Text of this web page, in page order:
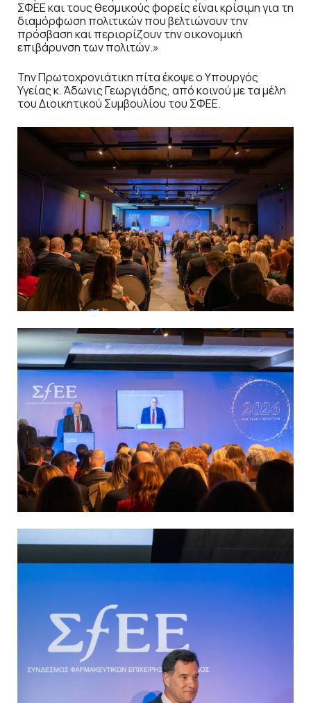
ΣΦΕΕ και τους θεσμικούς φορείς είναι κρίσιμη για τη
διαμόρφωση πολιτικών που βελτιώνουν την
πρόσβαση και περιορίζουν την οικονομική
επιβάρυνση των πολιτών.»
Την Πρωτοχρονιάτικη πίτα έκοψε ο Υπουργός
Υγείας κ. Άδωνις Γεωργιάδης, από κοινού με τα μέλη
του Διοικητικού Συμβουλίου του ΣΦΕΕ.